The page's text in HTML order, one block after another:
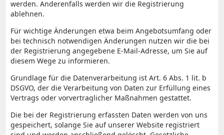
werden. Anderenfalls werden wir die Registrierung
ablehnen.
Für wichtige Änderungen etwa beim Angebotsumfang oder
bei technisch notwendigen Änderungen nutzen wir die bei
der Registrierung angegebene E-Mail-Adresse, um Sie auf
diesem Wege zu informieren.
Grundlage für die Datenverarbeitung ist Art. 6 Abs. 1 lit. b
DSGVO, der die Verarbeitung von Daten zur Erfüllung eines
Vertrags oder vorvertraglicher Maßnahmen gestattet.
Die bei der Registrierung erfassten Daten werden von uns
gespeichert, solange Sie auf unserer Website registriert